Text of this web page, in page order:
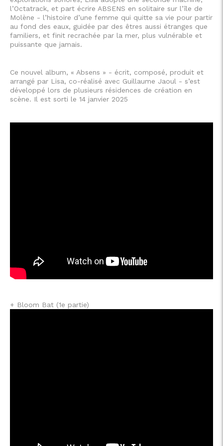
l’Octatrack, et part écrire ABSENS en solitaire sur l’île de
Molène - l’histoire d’une femme qui quitte sa vie pour partir
au fond des eaux, guidée par des êtres aussi étranges que
familiers, et finit recrachée par la mer, plus vulnérable et
puissante que jamais.
Ce nouvel album, « Absens » - écrit, composé, produit et
arrangé par Lisa, co-réalisé avec Guillaume Jaoul - s’est
développé lors de plusieurs résidences de création en
scène. Il est sorti le 14 janvier 2025
+ Bloom Bat (1e partie)